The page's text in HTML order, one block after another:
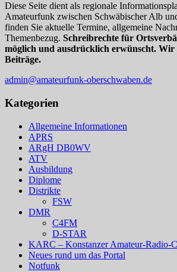
Diese Seite dient als regionale
Amateurfunk zwischen Schwäbischer Alb
finden Sie aktuelle Termine, allgemeine
Themenbezug. Schreibrechte für
möglich und ausdrücklich erwünscht. Wir
Beiträge.
admin@amateurfunk-oberschwaben.de
Kategorien
Allgemeine Informationen
APRS
ARgH DB0WV
ATV
Ausbildung
Diplome
Distrikte
FSW
DMR
C4FM
D-STAR
KARC – Konstanzer Amateur-Radio-
Neues rund um das Portal
Notfunk